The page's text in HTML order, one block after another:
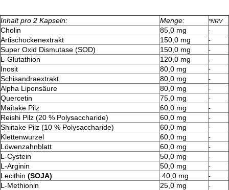
Inhalt pro 2 Kapseln: Menge: *NRV
Cholin 85,0 mg -
Artischockenextrakt 150,0 mg -
Super Oxid Dismutase (SOD) 150,0 mg -
L-Glutathion 120,0 mg -
Inosit 80,0 mg -
Schisandraextrakt 80,0 mg -
Alpha Liponsäure 80,0 mg -
Quercetin 75,0 mg -
Maitake Pilz 60,0 mg -
Reishi Pilz (20 % Polysaccharide) 60,0 mg -
Shiitake Pilz (10 % Polysaccharide) 60,0 mg -
Klettenwurzel 60,0 mg -
Löwenzahnblatt 60,0 mg -
L-Cystein 50,0 mg -
L-Arginin 50,0 mg -
Lecithin (SOJA) 40,0 mg -
L-Methionin 25,0 mg -